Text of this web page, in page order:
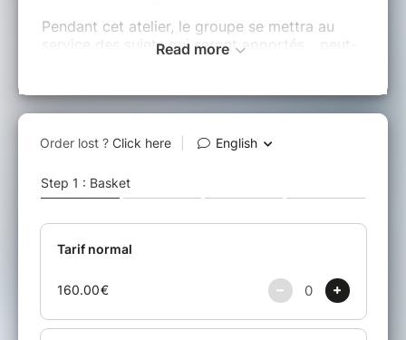
Pendant cet atelier, le groupe se mettra au
service des sujets qui seront apportés... peut-
besoin d'un nouvel éclairage (merci de
contacter l'organisateur au préalable pour
discuter de votre sujet).
d'apprentissages... et la convivialité sera au
Read more